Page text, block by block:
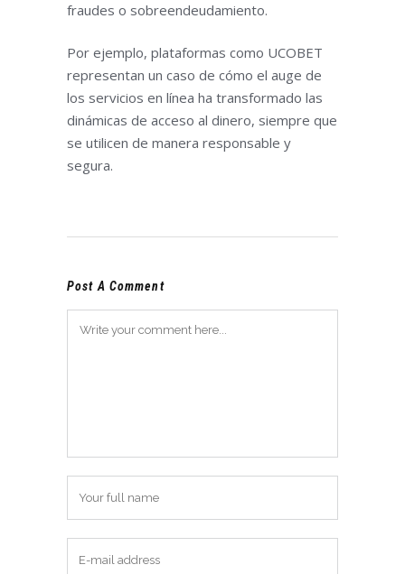
fraudes o sobreendeudamiento.
Por ejemplo, plataformas como UCOBET
representan un caso de cómo el auge de
los servicios en línea ha transformado las
dinámicas de acceso al dinero, siempre que
se utilicen de manera responsable y
segura.
Post A Comment